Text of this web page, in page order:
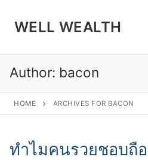
WELL WEALTH
Author: bacon
HOME ARCHIVES FOR BACON
ทำไมคนรวยชอบถื